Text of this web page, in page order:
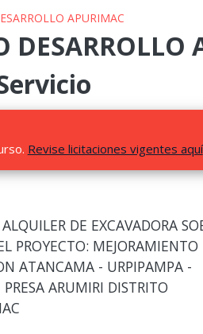
APURIMAC
DESARROLLO
Revise licitaciones vigentes aquí
DE EXCAVADORA
PROYECTO: MEJORAMIENTO
ATANCAMA - URPIPAMPA -
ARUMIRI DISTRITO